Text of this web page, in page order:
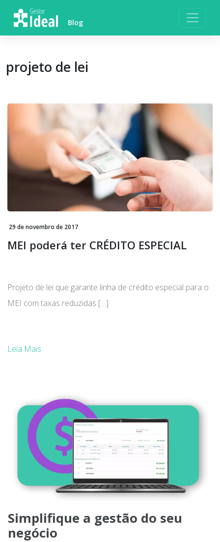
content
Blog
projeto de lei
29 de novembro de 2017
MEI poderá ter CRÉDITO ESPECIAL
Projeto de lei que garante linha de crédito especial para o
MEI com taxas reduzidas […]
Leia Mais
Simplifique a gestão do seu
negócio